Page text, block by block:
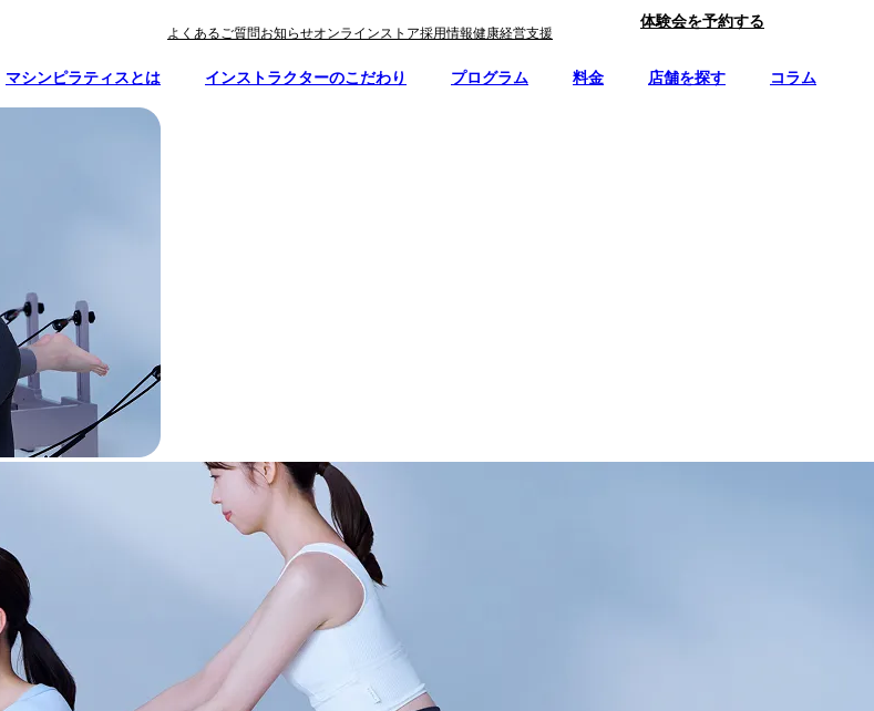
よくあるご質問お知らせオンラインストア採用情報健康経営支援
体験会を予約する
マシンピラティスとは インストラクターのこだわり プログラム 料金 店舗を探す コラム